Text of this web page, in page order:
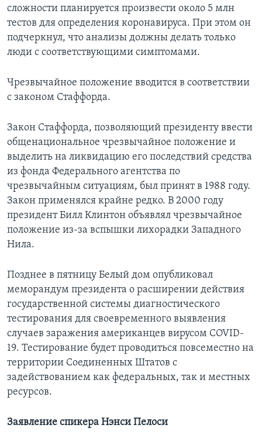
сложности планируется произвести около 5 млн
тестов для определения коронавируса. При этом он
подчеркнул, что анализы должны делать только
люди с соответствующими симптомами.
Чрезвычайное положение вводится в соответствии
с законом Стаффорда.
Закон Стаффорда, позволяющий президенту ввести
общенациональное чрезвычайное положение и
выделить на ликвидацию его последствий средства
из фонда Федерального агентства по
чрезвычайным ситуациям, был принят в 1988 году.
Закон применялся крайне редко. В 2000 году
президент Билл Клинтон объявлял чрезвычайное
положение из-за вспышки лихорадки Западного
Нила.
Позднее в пятницу Белый дом опубликовал
меморандум президента о расширении действия
государственной системы диагностического
тестирования для своевременного выявления
случаев заражения американцев вирусом COVID-
19. Тестирование будет проводиться повсеместно на
территории Соединенных Штатов с
задействованием как федеральных, так и местных
ресурcов.
Заявление спикера Нэнси Пелоси